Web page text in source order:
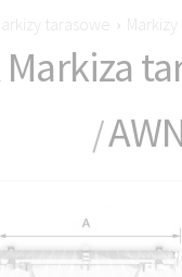
tarasowe ›
Markiza
/